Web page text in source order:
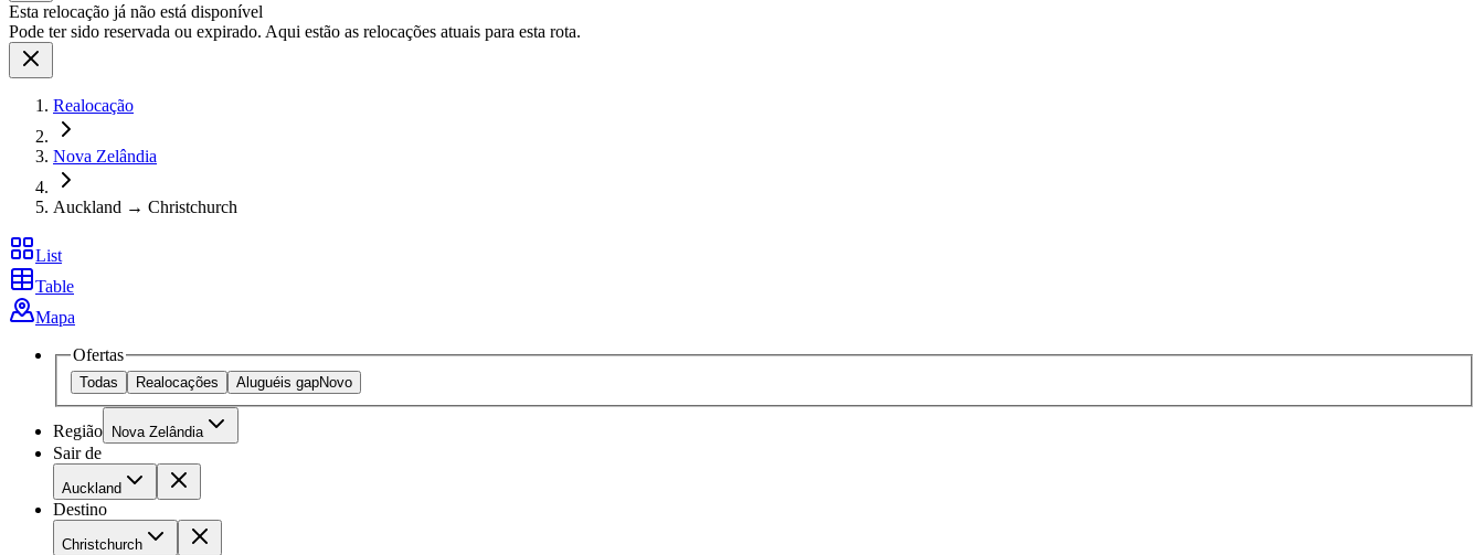
Esta relocação já não está disponível
Pode ter sido reservada ou expirado. Aqui estão as relocações atuais para esta rota.
Realocação
Nova Zelândia
Auckland → Christchurch
List
Table
Mapa
Ofertas
Todas Realocações Aluguéis gapNovo
Região Nova Zelândia
Sair de
Auckland
Destino
Christchurch